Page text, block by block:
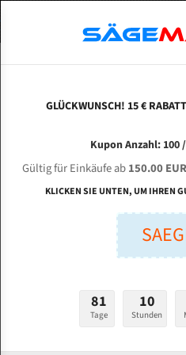
MT BDC-300 NC für
Länge
Stärken +
ABOUTS
ENGLISH
Bi-Metall Meterware
Fleischerei Bandsägeblätter
Bandmesser Glatt Meterware
Konvex Meterware
GLÜCKWUNSCH! 15 €
Kupon Anzahl: 100
Gültig für Einkäufe ab150.00 EUR
KLICKEN SIE UNTEN, UM IHREN
81
Tage
10
Stunden